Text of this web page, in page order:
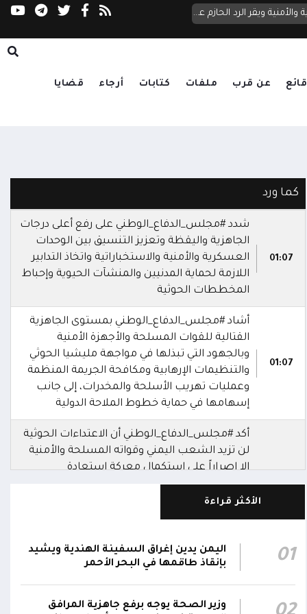
مجلس الدفاع الوطني يعقد اجتماعاً طارئاً ويرفع الجاهزية العسكرية والأمنية ويقر الرد الحازم على تصعيد الحوثيين إدانات عربية ودولية واسعة للتصعيد الحوثي
عن قرب ملفات كتابات أرجاء قضايا
كما ورد
01:07
شدد #مجلس_الدفاع_الوطني على رفع أعلى درجات
الجاهزية واليقظة وتعزيز التنسيق بين الوحدات
العسكرية والأمنية والاستخباراتية واتخاذ التدابير
اللازمة لحماية المدنيين والمنشآت الحيوية وإحباط
المخططات الحوثية
01:07
أشاد #مجلس_الدفاع_الوطني بمستوى الجاهزية
القتالية للقوات المسلحة والأجهزة الأمنية
وبالجهود التي تبذلها في مواجهة مليشيا الحوثي
والتنظيمات الإرهابية ومكافحة الجريمة المنظمة
وعمليات تهريب الأسلحة والمخدرات، إلى جانب
إسهامها في حماية خطوط الملاحة الدولية
أكد #مجلس_الدفاع_الوطني أن الاعتداءات الحوثية
لن تزيد الشعب اليمني وقواته المسلحة والأمنية
إلا إصراراً على استكمال معركة استعادة
مؤسسات الدولة وإنهاء الانقلاب المدعوم من
النظام الإيراني، باعتبار ذلك السبيل لإرساء الأمن
والاستقرار واستئناف صرف رواتب الموظفين
المنطقة والملاحة الدولية
مجلس القيادة القائد الأعلى للقوات المسلحة
الأكثر قراءة
01
اليمن يدين إغراق السفينة الهندية ويشيد
بإنقاذ طاقمها في البحر الأحمر
وزير الصحة يوجه برفع جاهزية المرافق